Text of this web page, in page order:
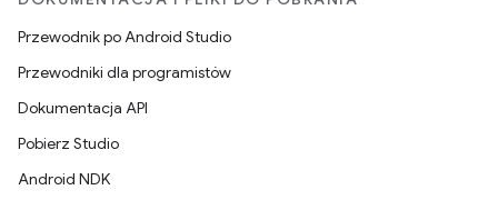
Przewodnik po Android Studio
Przewodniki dla programistów
Dokumentacja API
Pobierz Studio
Android NDK